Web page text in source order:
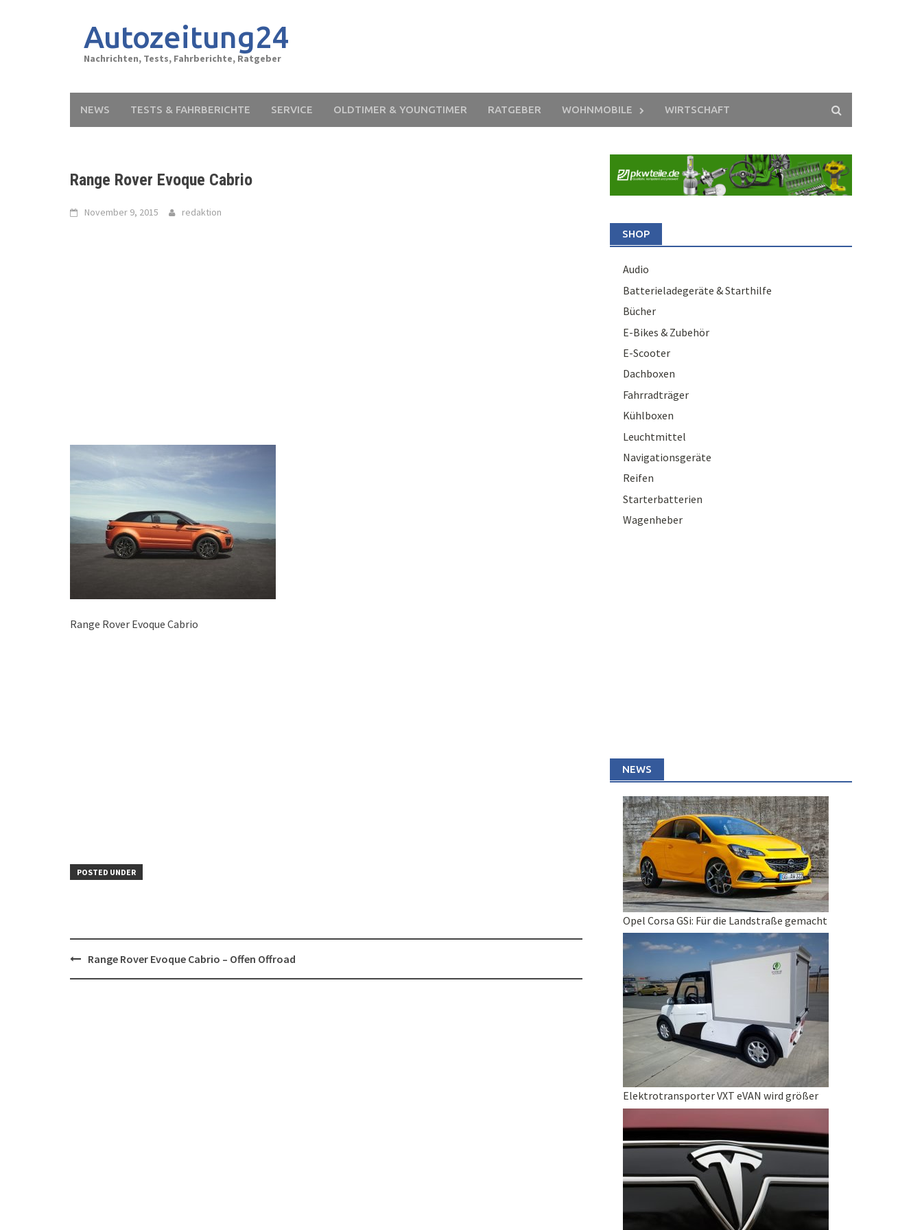
Autozeitung24
Nachrichten, Tests, Fahrberichte, Ratgeber
NEWS TESTS & FAHRBERICHTE SERVICE OLDTIMER & YOUNGTIMER RATGEBER WOHNMOBILE WIRTSCHAFT
Range Rover Evoque Cabrio
November 9, 2015 redaktion
Range Rover Evoque Cabrio
POSTED UNDER
Post
navigation
Range Rover Evoque Cabrio – Offen Offroad
SHOP
Audio
Batterieladegeräte & Starthilfe
Bücher
E-Bikes & Zubehör
E-Scooter
Dachboxen
Fahrradträger
Kühlboxen
Leuchtmittel
Navigationsgeräte
Reifen
Starterbatterien
Wagenheber
NEWS
Opel Corsa GSi: Für die Landstraße gemacht
Elektrotransporter VXT eVAN wird größer